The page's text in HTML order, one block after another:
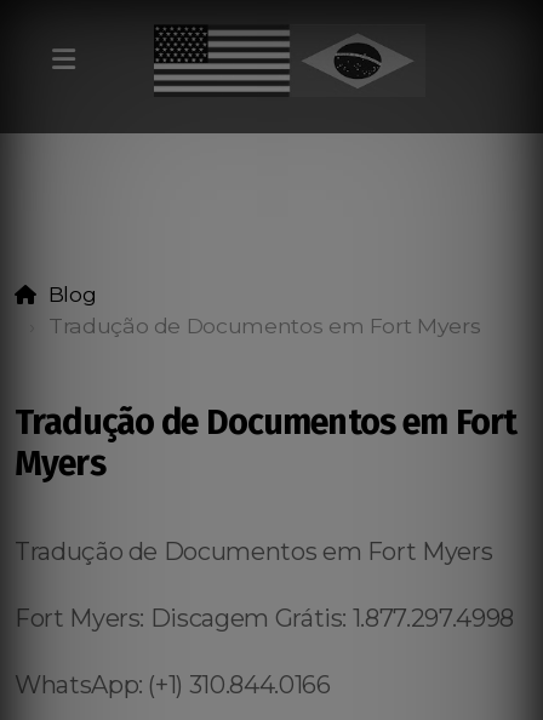
Blog
Tradução de Documentos em Fort Myers
Tradução de Documentos em Fort
Myers
Tradução de Documentos em Fort Myers
Fort Myers: Discagem Grátis: 1.877.297.4998
WhatsApp: (+1) 310.844.0166